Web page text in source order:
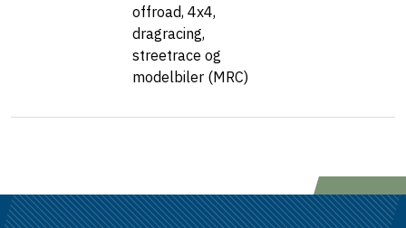
offroad, 4x4,
dragracing,
streetrace og
modelbiler (MRC)